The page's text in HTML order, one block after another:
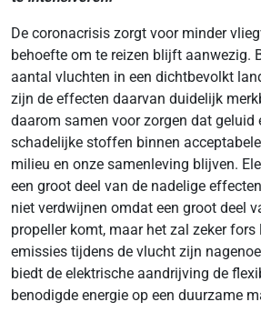
De coronacrisis zorgt voor minder
behoefte om te reizen blijft aanwezig.
aantal vluchten in een dichtbevolkt
zijn de effecten daarvan duidelijk
daarom samen voor zorgen dat geluid
schadelijke stoffen binnen
milieu en onze samenleving blijven.
een groot deel van de nadelige
niet verdwijnen omdat een groot deel
propeller komt, maar het zal zeker fors
emissies tijdens de vlucht zijn
biedt de elektrische aandrijving de
benodigde energie op een duurzame